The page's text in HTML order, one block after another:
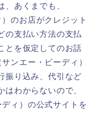
、あくまでも、
のお店がクレジット
の支払い方法の支払
とを仮定してのお話
ンエー・ビーディ）
振り込み、代引など
わからないので、
ィ）の公式サイトを